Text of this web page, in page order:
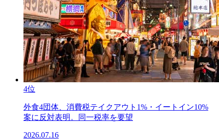
4位
外食4団体、消費税テイクアウト1%・イートイン10%
案に反対表明。同一税率を要望
2026.07.16